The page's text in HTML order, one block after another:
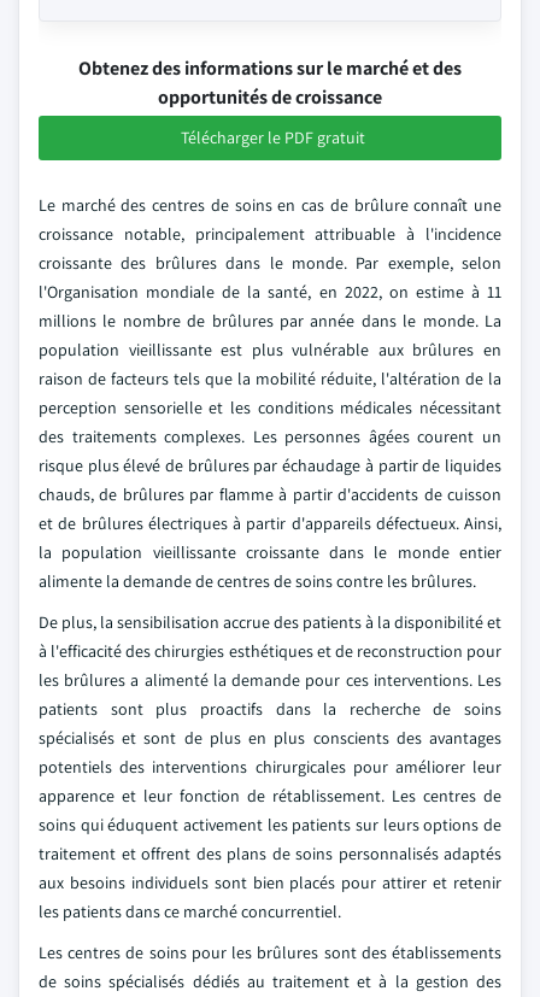
Obtenez des informations sur le marché et des
opportunités de croissance
Télécharger le PDF gratuit
Le marché des centres de soins en cas de brûlure connaît une
croissance notable, principalement attribuable à l'incidence
croissante des brûlures dans le monde. Par exemple, selon
l'Organisation mondiale de la santé, en 2022, on estime à 11
millions le nombre de brûlures par année dans le monde. La
population vieillissante est plus vulnérable aux brûlures en
raison de facteurs tels que la mobilité réduite, l'altération de la
perception sensorielle et les conditions médicales nécessitant
des traitements complexes. Les personnes âgées courent un
risque plus élevé de brûlures par échaudage à partir de liquides
chauds, de brûlures par flamme à partir d'accidents de cuisson
et de brûlures électriques à partir d'appareils défectueux. Ainsi,
la population vieillissante croissante dans le monde entier
alimente la demande de centres de soins contre les brûlures.
De plus, la sensibilisation accrue des patients à la disponibilité et
à l'efficacité des chirurgies esthétiques et de reconstruction pour
les brûlures a alimenté la demande pour ces interventions. Les
patients sont plus proactifs dans la recherche de soins
spécialisés et sont de plus en plus conscients des avantages
potentiels des interventions chirurgicales pour améliorer leur
apparence et leur fonction de rétablissement. Les centres de
soins qui éduquent activement les patients sur leurs options de
traitement et offrent des plans de soins personnalisés adaptés
aux besoins individuels sont bien placés pour attirer et retenir
les patients dans ce marché concurrentiel.
Les centres de soins pour les brûlures sont des établissements
de soins spécialisés dédiés au traitement et à la gestion des